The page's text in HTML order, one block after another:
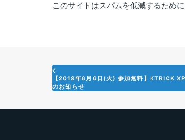
このサイトはスパムを低減するため
【2019年8月6日(火) 参加無料】KTRICK
のお知らせ